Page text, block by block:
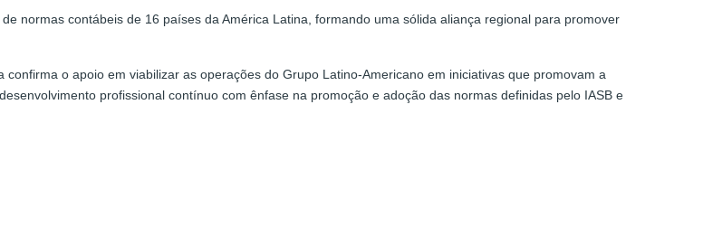
normas contábeis de 16 países da América Latina, formando uma sólida aliança regional para promover
o apoio em viabilizar as operações do Grupo Latino-Americano em iniciativas que promovam a
profissional contínuo com ênfase na promoção e adoção das normas definidas pelo IASB e